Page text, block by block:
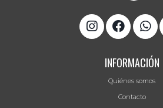
INFORMACIÓN
Quiénes somos
Contacto